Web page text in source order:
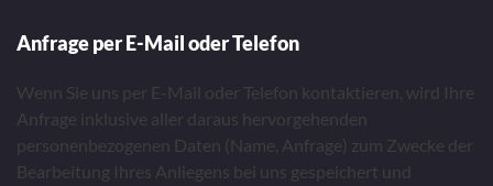
Anfrage per E-Mail oder Telefon
Wenn Sie uns per E-Mail oder Telefon kontaktieren, wird Ihre
Anfrage inklusive aller daraus hervorgehenden
personenbezogenen Daten (Name, Anfrage) zum Zwecke der
Bearbeitung Ihres Anliegens bei uns gespeichert und